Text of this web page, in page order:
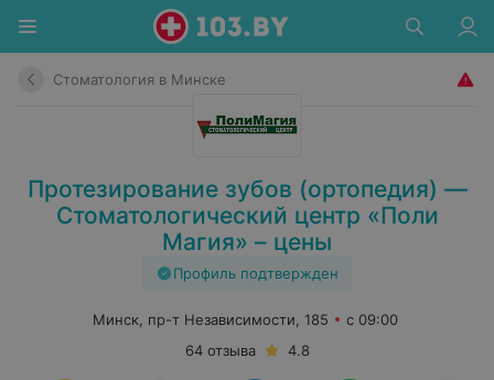
Стоматология в Минске
Протезирование зубов (ортопедия) —
Стоматологический центр «Поли
Магия» – цены
Профиль подтвержден
Минск, пр-т Независимости, 185
с 09:00
64 отзыва
4.8